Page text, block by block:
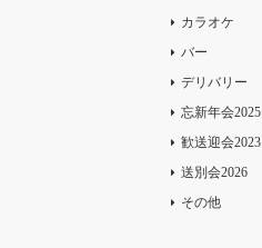
カラオケ
バー
デリバリー
忘新年会2025
歓送迎会2023
送別会2026
その他